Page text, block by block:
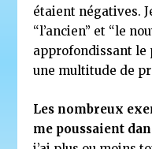
étaient négatives.
“l’ancien” et “le
approfondissant le
une multitude de
Les nombreux
me poussaient